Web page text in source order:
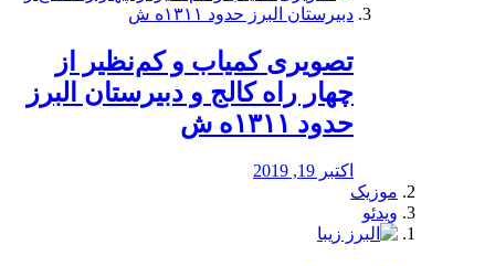
️تصویری کمیاب و کم‌نظیر از
چهار راه كالج و دبيرستان البرز
حدود ۱۳۱۱ه ش
اکتبر 19, 2019
موزیک
ویدئو